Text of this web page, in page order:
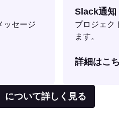
ッセージ
Slack通知
プロジェク
ます。
詳細はこ
について詳しく見る